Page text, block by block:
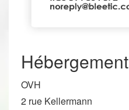
Hébergement
OVH
2 rue Kellermann